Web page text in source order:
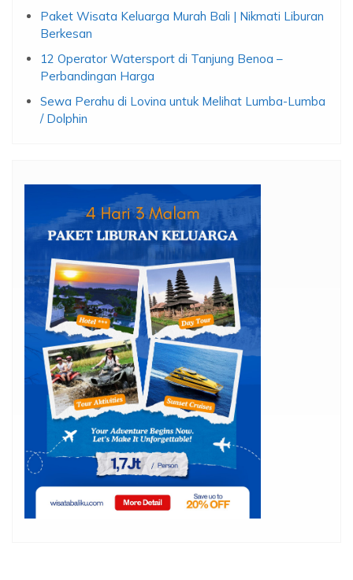
Paket Wisata Keluarga Murah Bali | Nikmati Liburan
Berkesan
12 Operator Watersport di Tanjung Benoa –
Perbandingan Harga
Sewa Perahu di Lovina untuk Melihat Lumba-Lumba
/ Dolphin